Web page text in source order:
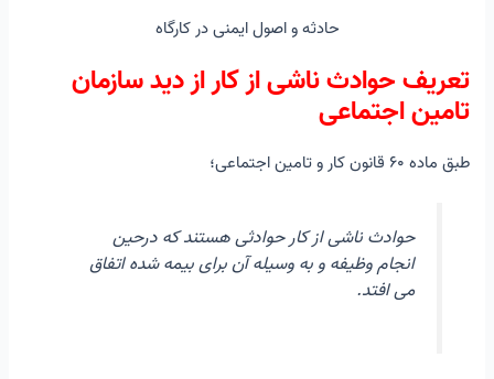
فصل دهم: وسایل حفاظت فردی
سیستم مدیریت بهداشت، ایمنی و محیط زیست (HSE-MS):
هدف از ایجاد سیستم مدیریت (HSE-MS)
کاربرد HSE در مدیریت و بهبود و اصول ایمنی کارگاه‌ها
عناصر کلیدی مدل سیستم مدیریت (HSE-MS):
نتیجه‌گیری
حادثه و اصول ایمنی در کارگاه
تعریف حوادث ناشی از كار از دید سازمان
تامین اجتماعی
طبق ماده ۶۰ قانون كار و تامین اجتماعی؛
حوادث ناشی از كار حوادثی هستند كه درحین
انجام وظیفه و به وسیله آن برای بیمه شده اتفاق
می افتد.